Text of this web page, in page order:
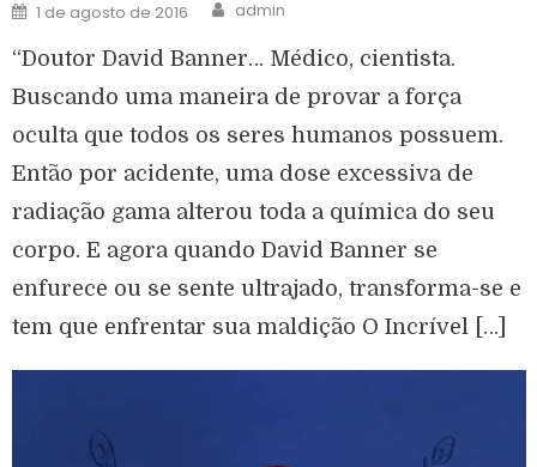
1 de agosto de 2016 admin
“Doutor David Banner… Médico, cientista.
Buscando uma maneira de provar a força
oculta que todos os seres humanos possuem.
Então por acidente, uma dose excessiva de
radiação gama alterou toda a química do seu
corpo. E agora quando David Banner se
enfurece ou se sente ultrajado, transforma-se e
tem que enfrentar sua maldição O Incrível […]